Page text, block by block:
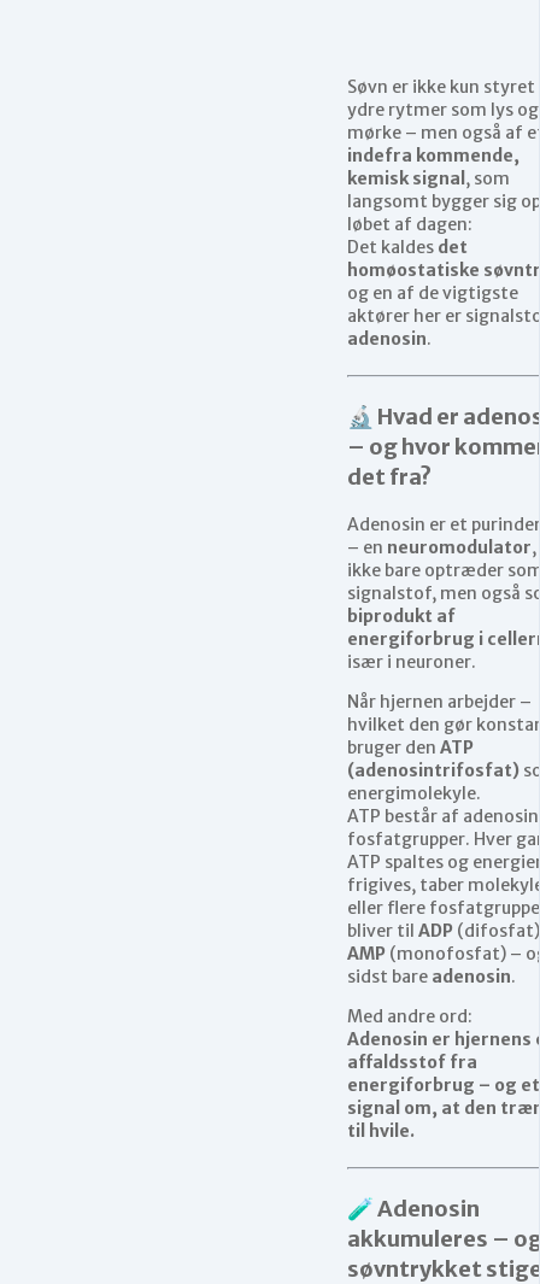
Søvn er ikke kun styret
ydre rytmer som lys og
mørke – men også af
indefra kommende,
kemisk signal , som
langsomt bygger sig
løbet af dagen:
Det kaldes det
homøostatiske
og en af de vigtigste
aktører her er
adenosin.
🔬 Hvad er
– og hvor
det fra?
Adenosin er et
– en neuromodulator
ikke bare optræder
signalstof, men også
biprodukt af
energiforbrug i
især i neuroner.
Når hjernen arbejder –
hvilket den gør
bruger den ATP
(adenosintrifosfat)
energimolekyle.
ATP består af
fosfatgrupper. Hver
ATP spaltes og
frigives, taber
eller flere
bliver til ADP
AMP (monofosfat) –
sidst bare adenosin.
Med andre ord:
Adenosin er hjernens
affaldsstof fra
energiforbrug – og et
signal om, at den
til hvile.
🧪 Adenosin
akkumuleres –
søvntrykket